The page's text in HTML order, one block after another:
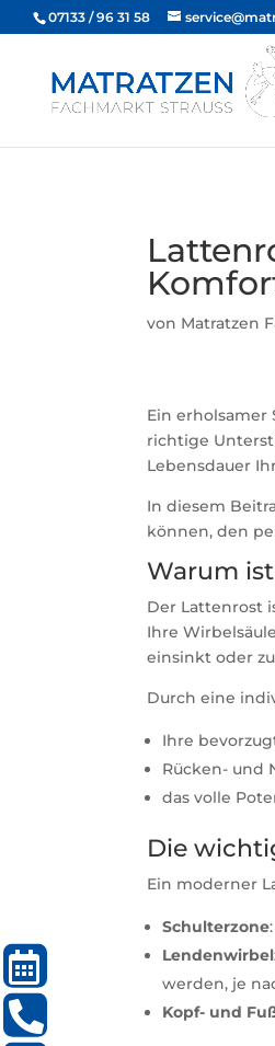
07133 / 96 31 58
von Matratzen
Ein
richtige
Lebensdauer
In diesem
können, den
Warum
Der Lattenrost
Ihre
einsinkt oder
Durch eine
Ihre
Rücken- und
das volle
Die
Ein moderner
Schulterzone
werden, je
Kopf- und

